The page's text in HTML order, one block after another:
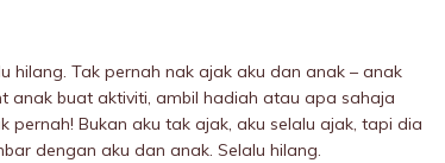
hilang. Tak pernah nak ajak aku dan anak – anak
anak buat aktiviti, ambil hadiah atau apa sahaja
pernah! Bukan aku tak ajak, aku selalu ajak, tapi dia
dengan aku dan anak. Selalu hilang.